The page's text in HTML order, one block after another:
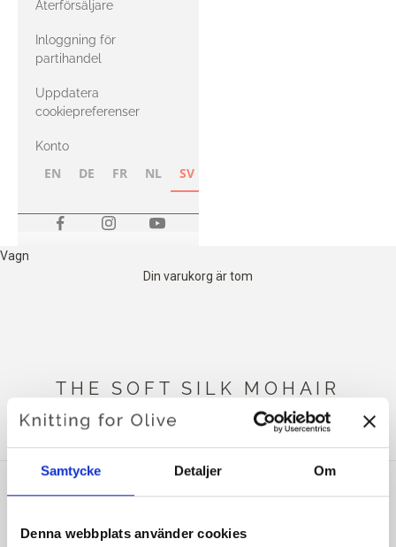
Samtycke Detaljer Om
Denna webbplats använder cookies
med Heavy
Merino
Återförsäljare
Inloggning för
partihandel
Uppdatera
cookiepreferenser
Konto
EN DE FR NL SV
Vagn
Din varukorg är tom
THE SOFT SILK MOHAIR
KOMPATIBEL MED MERINO